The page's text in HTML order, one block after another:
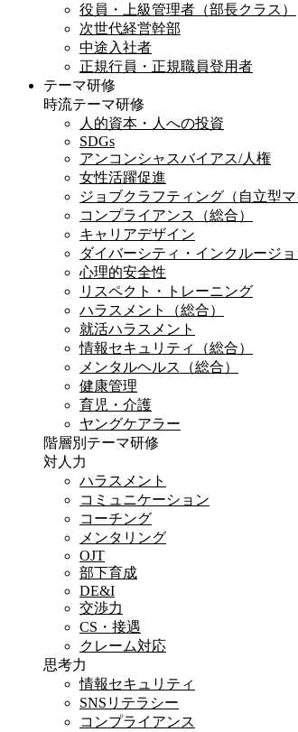
役員・上級管理者（部長クラス）
次世代経営幹部
中途入社者
正規行員・正規職員登用者
テーマ研修
時流テーマ研修
人的資本・人への投資
SDGs
アンコンシャスバイアス/人権
女性活躍促進
ジョブクラフティング（自立型マ
コンプライアンス（総合）
キャリアデザイン
ダイバーシティ・インクルージョ
心理的安全性
リスペクト・トレーニング
ハラスメント（総合）
就活ハラスメント
情報セキュリティ（総合）
メンタルヘルス（総合）
健康管理
育児・介護
ヤングケアラー
階層別テーマ研修
対人力
ハラスメント
コミュニケーション
コーチング
メンタリング
OJT
部下育成
DE&I
交渉力
CS・接遇
クレーム対応
思考力
情報セキュリティ
SNSリテラシー
コンプライアンス